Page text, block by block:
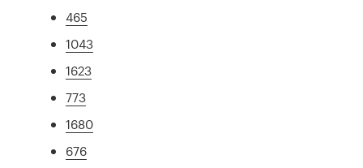
465
1043
1623
773
1680
676